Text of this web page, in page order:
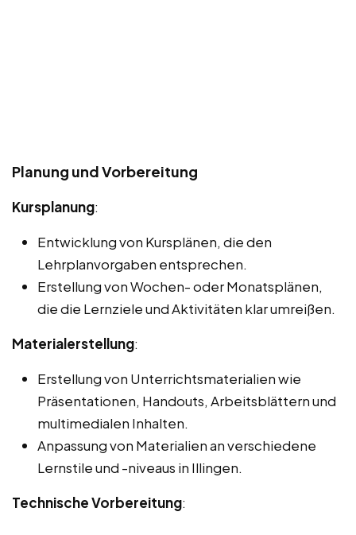
Planung und Vorbereitung
Kursplanung:
Entwicklung von Kursplänen, die den
Lehrplanvorgaben entsprechen.
Erstellung von Wochen- oder Monatsplänen,
die die Lernziele und Aktivitäten klar umreißen.
Materialerstellung:
Erstellung von Unterrichtsmaterialien wie
Präsentationen, Handouts, Arbeitsblättern und
multimedialen Inhalten.
Anpassung von Materialien an verschiedene
Lernstile und -niveaus in Illingen.
Technische Vorbereitung: